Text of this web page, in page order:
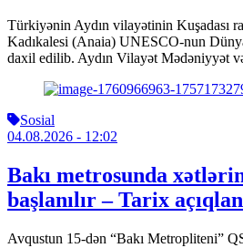
Türkiyənin Aydın vilayətinin Kuşadası
Kadıkalesi (Anaia) UNESCO-nun
daxil edilib. Aydın Vilayət Mədəniyyət
Sosial
04.08.2026 - 12:02
Bakı metrosunda
başlanılır – Tarix
Avqustun 15-dən “Bakı Metropliteni”